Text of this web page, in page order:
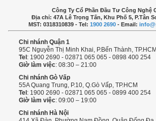
Công Ty Cổ Phần Đầu Tư Công Nghệ
Địa chỉ: 47A Lê Trọng Tấn, Khu Phố 5, P.Tân
MST: 0318310839 - Tel: 1900 2690- Email:
Chi nhánh Quận 1
95C Nguyễn Thị Minh Khai, P.Bến Thành, TP.HCM
Tel : 1900 2690 - 02871 065 065 - 0898 400 254
Giờ làm việc: 08:30 – 21:00
Chi nhánh Gò Vấp
55A Quang Trung, P.10, Q.Gò Vấp, TP.HCM
Tel : 1900 2690 - 02871 065 065 - 0899 400 254
Giờ làm việc: 09:00 – 19:00
Chi nhánh Hà Nội